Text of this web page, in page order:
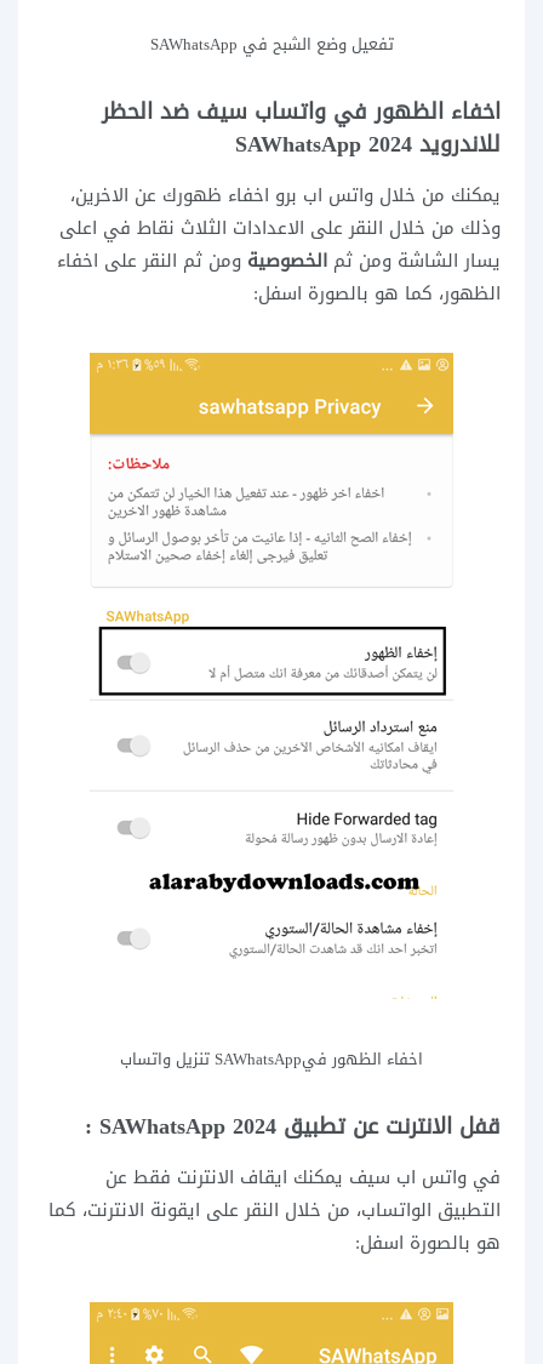
تفعيل وضع الشبح في SAWhatsApp
اخفاء الظهور في واتساب سيف ضد الحظر
للاندرويد SAWhatsApp 2024
يمكنك من خلال واتس اب برو اخفاء ظهورك عن الاخرين،
وذلك من خلال النقر على الاعدادات الثلاث نقاط في اعلى
يسار الشاشة ومن ثم الخصوصية ومن ثم النقر على اخفاء
الظهور، كما هو بالصورة اسفل:
اخفاء الظهور فيSAWhatsApp تنزيل واتساب
قفل الانترنت عن تطبيق SAWhatsApp 2024 :
في واتس اب سيف يمكنك ايقاف الانترنت فقط عن
التطبيق الواتساب، من خلال النقر على ايقونة الانترنت، كما
هو بالصورة اسفل: